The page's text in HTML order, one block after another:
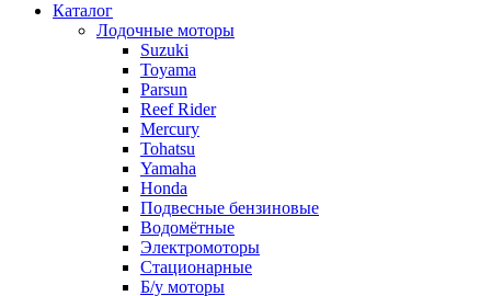
Каталог
Лодочные моторы
Suzuki
Toyama
Parsun
Reef Rider
Mercury
Tohatsu
Yamaha
Honda
Подвесные бензиновые
Водомётные
Электромоторы
Стационарные
Б/у моторы